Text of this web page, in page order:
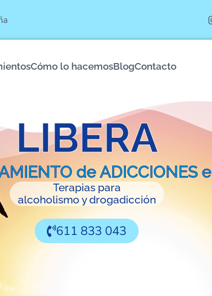
Cómo lo hacemosBlogContacto
LIBERA
de ADICCIONES
Terapias para
alcoholismo y drogadicción
611 833 043